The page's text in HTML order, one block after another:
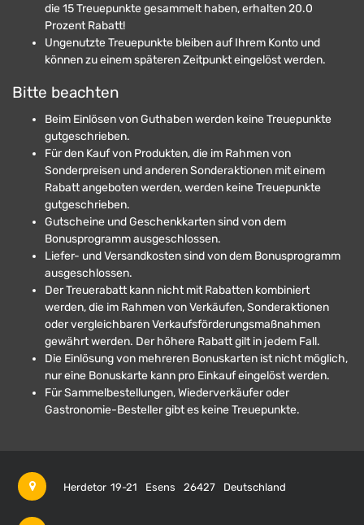
die 15 Treuepunkte gesammelt haben, erhalten 20.0
Prozent Rabatt!
Ungenutzte Treuepunkte bleiben auf Ihrem Konto und
können zu einem späteren Zeitpunkt eingelöst werden.
Bitte beachten
Beim Einlösen von Guthaben werden keine Treuepunkte
gutgeschrieben.
Für den Kauf von Produkten, die im Rahmen von
Sonderpreisen und anderen Sonderaktionen mit einem
Rabatt angeboten werden, werden keine Treuepunkte
gutgeschrieben.
Gutscheine und Geschenkkarten sind von dem
Bonusprogramm ausgeschlossen.
Liefer- und Versandkosten sind von dem Bonusprogramm
ausgeschlossen.
Der Treuerabatt kann nicht mit Rabatten kombiniert
werden, die im Rahmen von Verkäufen, Sonderaktionen
oder vergleichbaren Verkaufsförderungsmaßnahmen
gewährt werden. Der höhere Rabatt gilt in jedem Fall.
Die Einlösung von mehreren Bonuskarten ist nicht möglich,
nur eine Bonuskarte kann pro Einkauf eingelöst werden.
Für Sammelbestellungen, Wiederverkäufer oder
Gastronomie-Besteller gibt es keine Treuepunkte.
Herdetor 19-21 Esens 26427 Deutschland